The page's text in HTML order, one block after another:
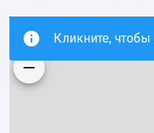
Кликните,